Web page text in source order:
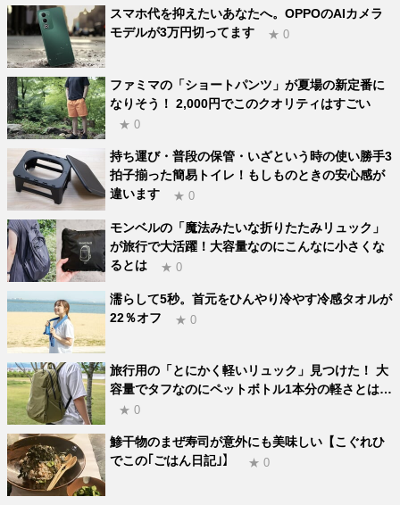
スマホ代を抑えたいあなたへ。OPPOのAIカメラ
モデルが3万円切ってます
★ 0
ファミマの「ショートパンツ」が夏場の新定番に
なりそう！ 2,000円でこのクオリティはすごい
★ 0
持ち運び・普段の保管・いざという時の使い勝手3
拍子揃った簡易トイレ！もしものときの安心感が
違います
★ 0
モンベルの「魔法みたいな折りたたみリュック」
が旅行で大活躍！大容量なのにこんなに小さくな
るとは
★ 0
濡らして5秒。首元をひんやり冷やす冷感タオルが
22％オフ
★ 0
旅行用の「とにかく軽いリュック」見つけた！ 大
容量でタフなのにペットボトル1本分の軽さとは…
★ 0
鯵干物のまぜ寿司が意外にも美味しい【こぐれひ
でこの｢ごはん日記｣】
★ 0